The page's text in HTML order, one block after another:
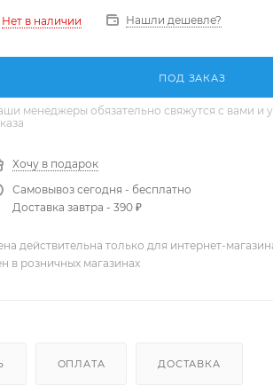
Нет в наличии Нашли дешевле?
ПОД ЗАКАЗ
менеджеры обязательно свяжутся с вами и
Хочу в подарок
Самовывоз сегодня - бесплатно
Доставка завтра - 390 ₽
действительна только для интернет-
в розничных магазинах
ОПЛАТА ДОСТАВКА